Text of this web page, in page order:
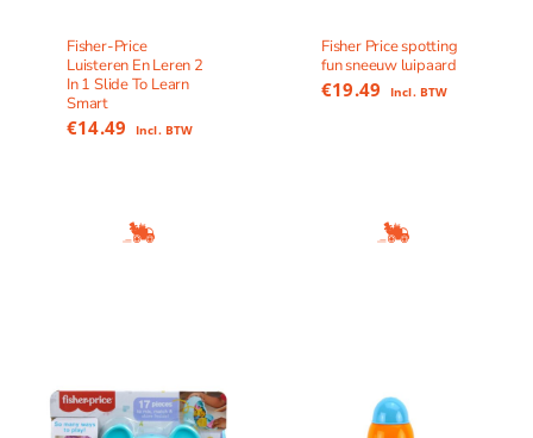
Fisher-Price
Luisteren En Leren 2
In 1 Slide To Learn
Smart
€14.49 Incl. BTW
Fisher Price spotting
fun sneeuw luipaard
€19.49 Incl. BTW